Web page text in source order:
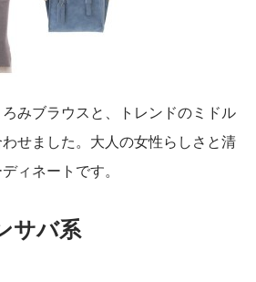
みブラウスと、トレンドのミドル
せました。大人の女性らしさと清
ィネートです。
サバ系